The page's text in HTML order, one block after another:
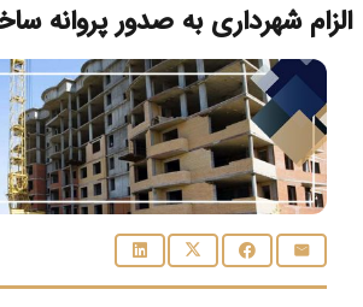
الزام شهرداری به صدور پروانه